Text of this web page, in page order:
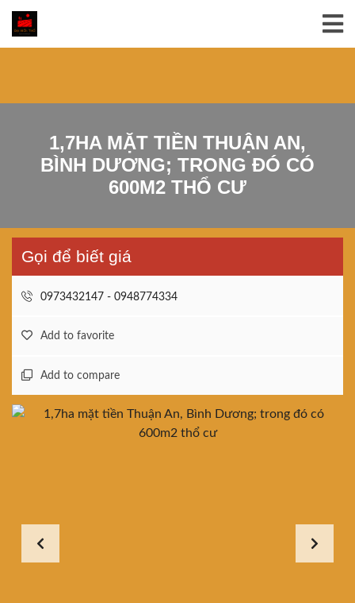
1,7HA MẶT TIỀN THUẬN AN,
BÌNH DƯƠNG; TRONG ĐÓ CÓ
600M2 THỔ CƯ
Gọi để biết giá
0973432147 - 0948774334
Add to favorite
Add to compare